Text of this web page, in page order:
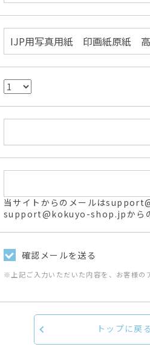
当サイトからのメールは
support@kokuyo-shop.jpからの
確認メールを送る
※上記ご入力いただいた内容を、お客様の
トップに戻る